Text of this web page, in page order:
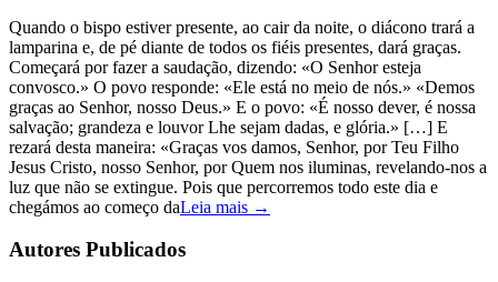
Quando o bispo estiver presente, ao cair da noite, o diácono trará a
lamparina e, de pé diante de todos os fiéis presentes, dará graças.
Começará por fazer a saudação, dizendo: «O Senhor esteja
convosco.» O povo responde: «Ele está no meio de nós.» «Demos
graças ao Senhor, nosso Deus.» E o povo: «É nosso dever, é nossa
salvação; grandeza e louvor Lhe sejam dadas, e glória.» […] E
rezará desta maneira: «Graças vos damos, Senhor, por Teu Filho
Jesus Cristo, nosso Senhor, por Quem nos iluminas, revelando-nos a
luz que não se extingue. Pois que percorremos todo este dia e
chegámos ao começo daLeia mais →
Autores Publicados